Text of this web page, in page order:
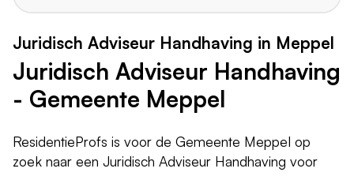
Juridisch Adviseur Handhaving in Meppel
Juridisch Adviseur Handhaving
- Gemeente Meppel
ResidentieProfs is voor de Gemeente Meppel op
zoek naar een Juridisch Adviseur Handhaving voor